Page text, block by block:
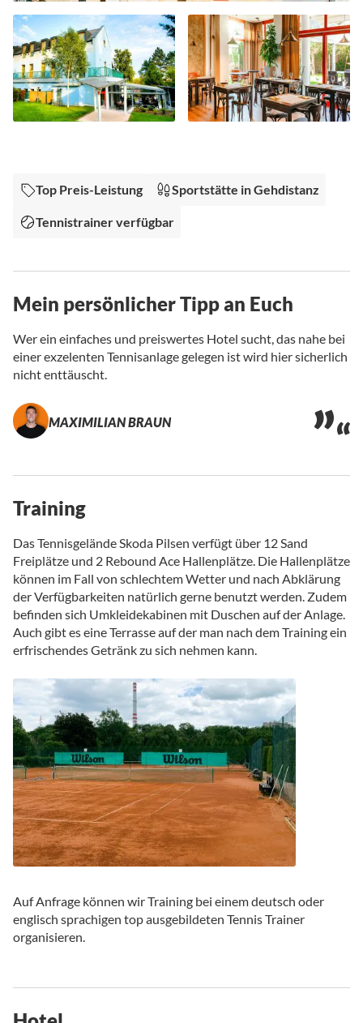
Bildgalerie
springen
Top Preis-Leistung Sportstätte in Gehdistanz
Tennistrainer verfügbar
Mein persönlicher Tipp an Euch
Wer ein einfaches und preiswertes Hotel sucht, das nahe bei
einer exzelenten Tennisanlage gelegen ist wird hier sicherlich
nicht enttäuscht.
MAXIMILIAN BRAUN
Training
Das Tennisgelände Skoda Pilsen verfügt über 12 Sand
Freiplätze und 2 Rebound Ace Hallenplätze. Die Hallenplätze
können im Fall von schlechtem Wetter und nach Abklärung
der Verfügbarkeiten natürlich gerne benutzt werden. Zudem
befinden sich Umkleidekabinen mit Duschen auf der Anlage.
Auch gibt es eine Terrasse auf der man nach dem Training ein
erfrischendes Getränk zu sich nehmen kann.
Auf Anfrage können wir Training bei einem deutsch oder
englisch sprachigen top ausgebildeten Tennis Trainer
organisieren.